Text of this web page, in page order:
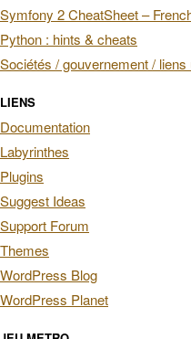
Symfony 2 CheatSheet –
Python : hints & cheats
Sociétés / gouvernement /
LIENS
Documentation
Labyrinthes
Plugins
Suggest Ideas
Support Forum
Themes
WordPress Blog
WordPress Planet